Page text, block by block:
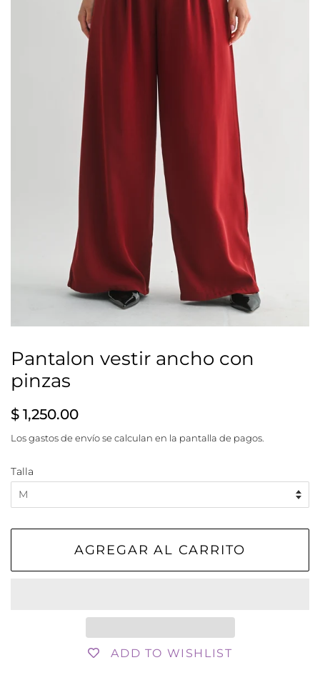
Pantalon vestir ancho con
pinzas
Precio
$ 1,250.00
venta
Losgastos de envíose calculan en la pantalla de pagos.
Talla
AGREGAR AL CARRITO
ADD TO WISHLIST